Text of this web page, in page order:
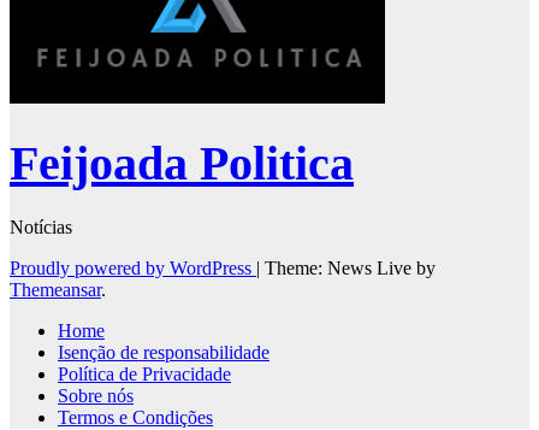
Feijoada Politica
Notícias
Proudly powered by WordPress | Theme: News Live by
Themeansar.
Home
Isenção de responsabilidade
Política de Privacidade
Sobre nós
Termos e Condições